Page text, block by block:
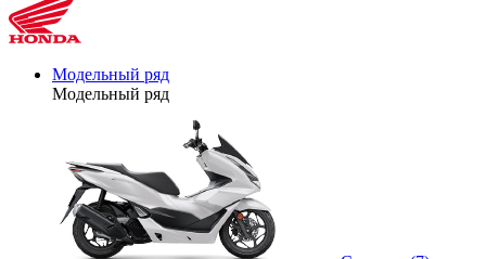
Модельный ряд
Модельный ряд